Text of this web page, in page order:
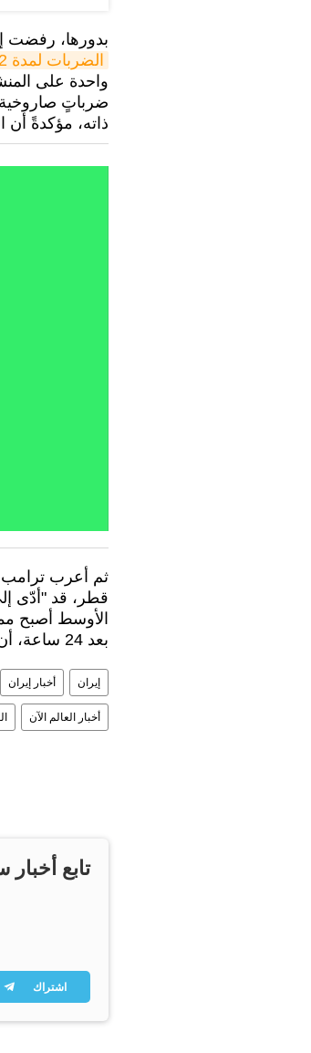
بدورها، رفضت
الضربات لمدة 12 يومًا،
ذاته، مؤكدةً أن
ثم أعرب ترامب
قطر، قد "أدّى
الأوسط أصبح
بعد 24 ساعة، أن تنهي رسميًا حرب الأيام الـ12 يوما".
إيران أخبار إيران
أخبار العالم الآن
تابع
اشتراك